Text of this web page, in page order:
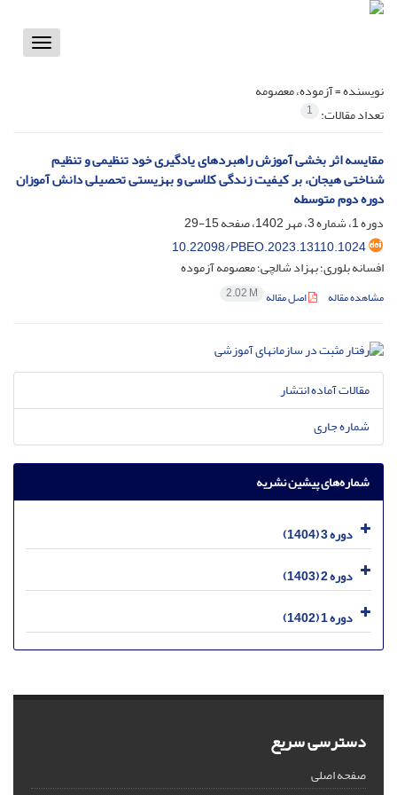
Toggle
نویسنده =آزموده، معصومه
تعداد مقالات: 1
مقایسه اثر بخشی آموزش راهبردهای یادگیری خود تنظیمی و تنظیم
شناختی هیجان، بر کیفیت زندگی کلاسی و بهزیستی تحصیلی دانش آموزان
دوره دوم متوسطه
دوره 1، شماره 3، مهر 1402، صفحه
15-29
10.22098/PBEO.2023.13110.1024
افسانه بلوری؛ بهزاد شالچی؛ معصومه آزموده
مشاهده مقاله اصل مقاله 2.02 M
مقالات آماده انتشار
شماره جاری
شماره‌های پیشین نشریه
دوره 3 (1404)
دوره 2 (1403)
دوره 1 (1402)
دسترسی سریع
صفحه اصلی